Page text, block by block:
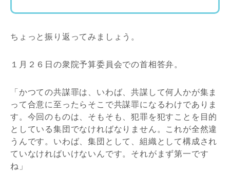
ちょっと振り返ってみましょう。
１月２６日の衆院予算委員会での首相答弁。
「かつての共謀罪は、いわば、共謀して何人かが集ま
って合意に至ったらそこで共謀罪になるわけでありま
す。今回のものは、そもそも、犯罪を犯すことを目的
としている集団でなければなりません。これが全然違
うんです。いわば、集団として、組織として構成され
ていなければいけないんです。それがまず第一です
ね」